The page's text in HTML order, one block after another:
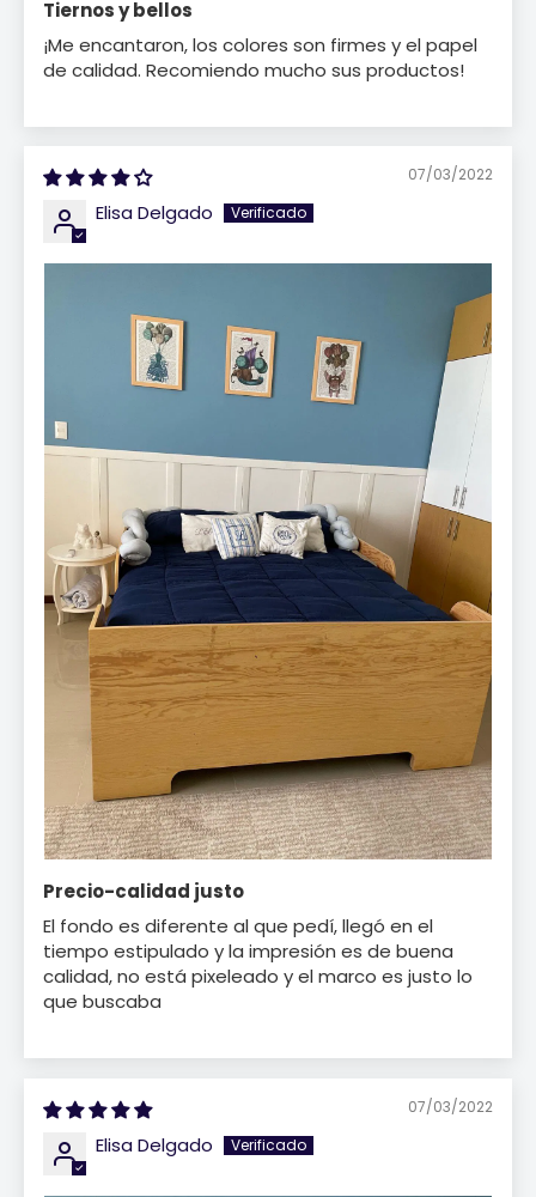
Tiernos y bellos
¡Me encantaron, los colores son firmes y el papel
de calidad. Recomiendo mucho sus productos!
07/03/2022
Elisa Delgado
Precio-calidad justo
El fondo es diferente al que pedí, llegó en el
tiempo estipulado y la impresión es de buena
calidad, no está pixeleado y el marco es justo lo
que buscaba
07/03/2022
Elisa Delgado